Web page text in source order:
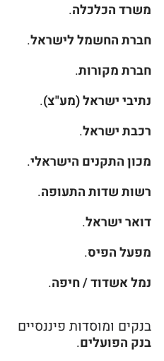
משרד הכלכלה.
חברת החשמל לישראל.
חברת מקורות.
נתיבי ישראל (מע"צ).
רכבת ישראל.
מכון התקנים הישראלי.
רשות שדות התעופה.
דואר ישראל.
מפעל הפיס.
נמל אשדוד / חיפה.
בנקים ומוסדות פיננסיים
בנק הפועלים.